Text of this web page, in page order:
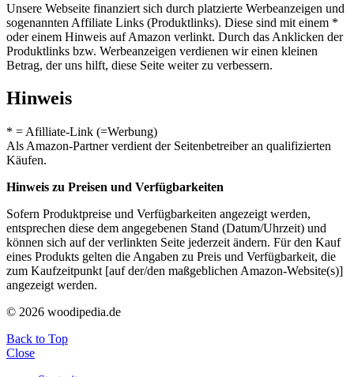
Unsere Webseite finanziert sich durch platzierte Werbeanzeigen und
sogenannten Affiliate Links (Produktlinks). Diese sind mit einem *
oder einem Hinweis auf Amazon verlinkt. Durch das Anklicken der
Produktlinks bzw. Werbeanzeigen verdienen wir einen kleinen
Betrag, der uns hilft, diese Seite weiter zu verbessern.
Hinweis
* = Afilliate-Link (=Werbung)
Als Amazon-Partner verdient der Seitenbetreiber an qualifizierten
Käufen.
Hinweis zu Preisen und Verfügbarkeiten
Sofern Produktpreise und Verfügbarkeiten angezeigt werden,
entsprechen diese dem angegebenen Stand (Datum/Uhrzeit) und
können sich auf der verlinkten Seite jederzeit ändern. Für den Kauf
eines Produkts gelten die Angaben zu Preis und Verfügbarkeit, die
zum Kaufzeitpunkt [auf der/den maßgeblichen Amazon-Website(s)]
angezeigt werden.
© 2026 woodipedia.de
Back to Top
Close